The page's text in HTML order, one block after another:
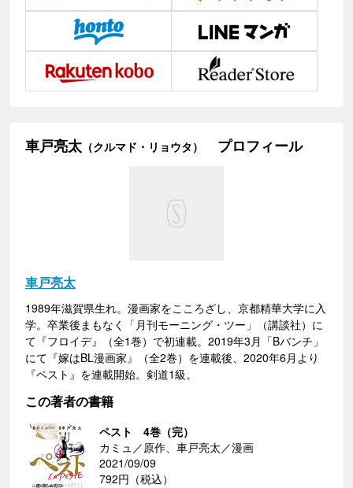
車戸亮太 （クルマド・リョウタ） プロフィール
車戸亮太
1989年滋賀県生れ。漫画家をこころざし、京都精華大学に入
学。卒業後まもなく「月刊モーニング・ツー」（講談社）に
て『フロイデ』（全1巻）で初連載。2019年3月「Bバンチ」
にて『嫁はBL漫画家』（全2巻）を連載後、2020年6月より
『ペスト』を連載開始。剣道1級。
この著者の書籍
ペスト 4巻（完）
カミュ／原作、車戸亮太／漫画
2021/09/09
792円（税込）